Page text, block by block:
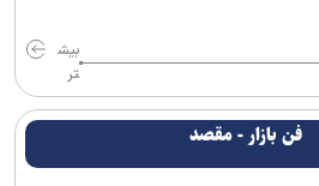
بیش
تر
فن بازار - مقصد